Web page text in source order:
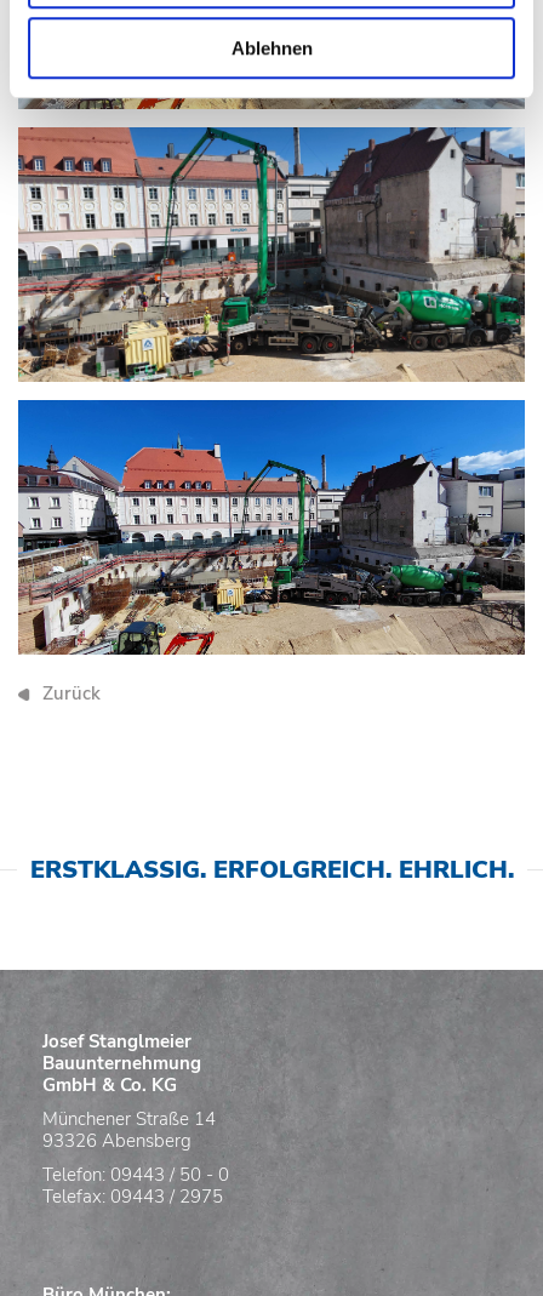
Ablehnen
Zurück
ERSTKLASSIG. ERFOLGREICH. EHRLICH.
Josef Stanglmeier
Bauunternehmung
GmbH & Co. KG
Münchener Straße 14
93326 Abensberg
Telefon: 09443 / 50 - 0
Telefax: 09443 / 2975